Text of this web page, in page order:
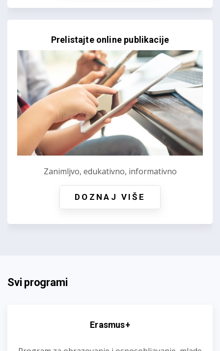
Prelistajte online publikacije
Zanimljvo, edukativno, informativno
DOZNAJ VIŠE
Svi programi
Erasmus+